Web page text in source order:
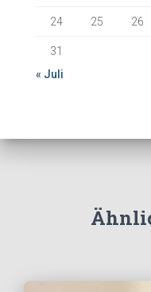
24 25 26
31
« Juli